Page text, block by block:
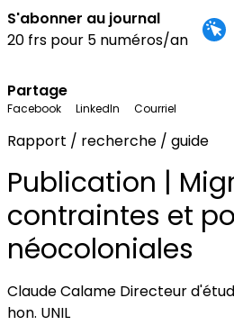
S'abonner au journal
20 frs pour 5 numéros/an
Partage
Facebook LinkedIn Courriel
Rapport / recherche / guide
Publication |
contraintes et
néocoloniales
Claude Calame Directeur
hon. UNIL